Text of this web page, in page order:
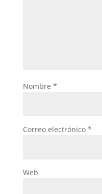
Nombre *
Correo electrónico *
Web